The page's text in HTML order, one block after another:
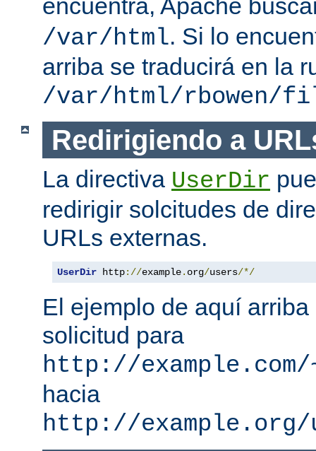
encuentra, Apache
/var/html. Si lo
arriba se traducirá en la
/var/html/rbowen/
Redirigiendo a
La directiva UserDir
redirigir solcitudes de
URLs externas.
UserDir http://example. org/users/*/
El ejemplo de aquí
solicitud para
http://example.com/
hacia
http://example.org/